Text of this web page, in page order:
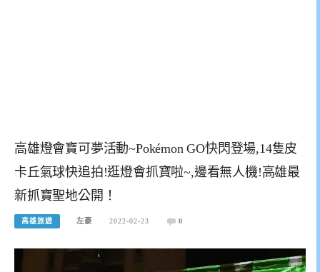
高雄燈會寶可夢活動~Pokémon GO快閃登場,14隻皮
卡丘氣球快追拍!逛燈會抓寶啦~,邊看無人機!高雄最
新抓寶聖地公開！
高雄旅遊 左豪 2022-02-23 0